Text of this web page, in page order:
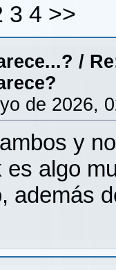
3 4 >>
/
de 2026,
y
es algo
además